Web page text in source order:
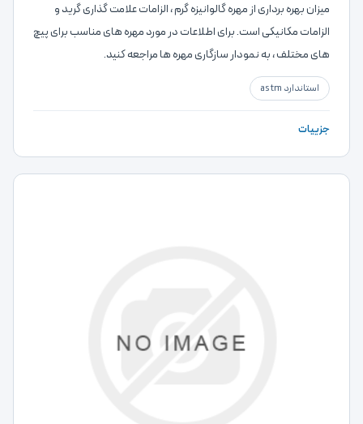
میزان بهره برداری از مهره گالوانیزه گرم ، الزامات علامت گذاری گرید و
الزامات مکانیکی است. برای اطلاعات در مورد مهره های مناسب برای پیچ
های مختلف ، به نمودار سازگاری مهره ها مراجعه کنید.
استاندارد astm
جزییات